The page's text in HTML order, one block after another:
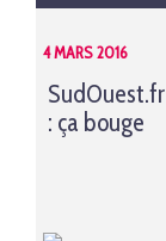
4 MARS 2016
: ça bouge